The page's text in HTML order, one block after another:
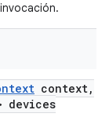
context,
devices